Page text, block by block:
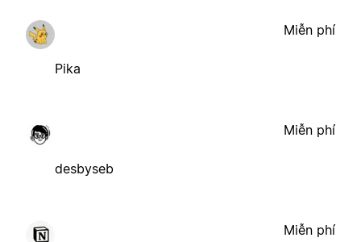
Pika
Miễn phí
desbyseb
Miễn phí
Miễn phí